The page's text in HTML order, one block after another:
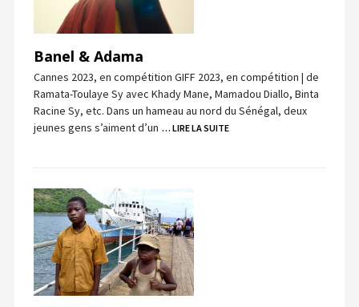
Banel & Adama
Cannes 2023, en compétition GIFF 2023, en compétition | de
Ramata-Toulaye Sy avec Khady Mane, Mamadou Diallo, Binta
Racine Sy, etc. Dans un hameau au nord du Sénégal, deux
jeunes gens s’aiment d’un … LIRE LA SUITE